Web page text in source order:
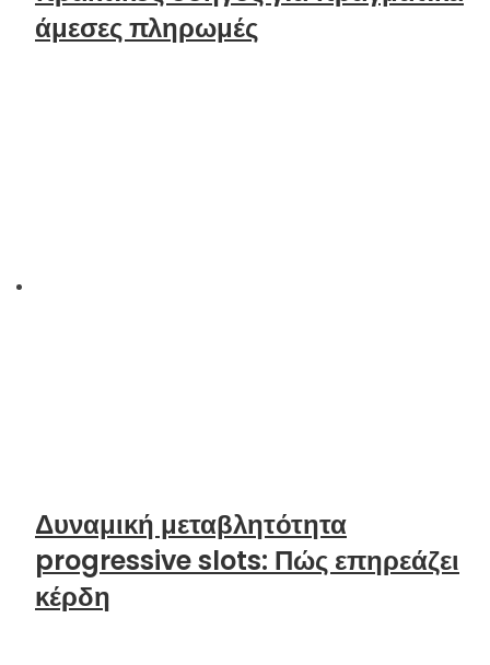
άμεσες πληρωμές
Δυναμική μεταβλητότητα
progressive slots: Πώς επηρεάζει
κέρδη